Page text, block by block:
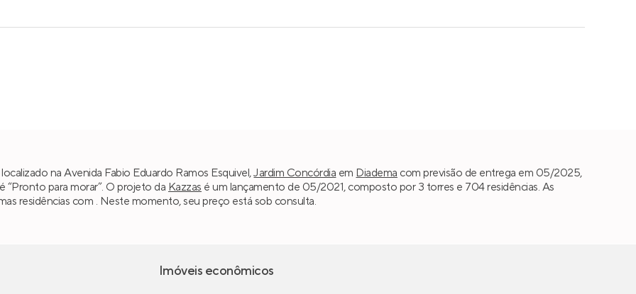
na Avenida Fabio Eduardo Ramos Esquivel,Jardim Concórdia em Diadema com previsão de entrega em 05/2025,
“Pronto para morar”. O projeto da Kazzas é um lançamento de 05/2021, composto por 3 torres e 704 residências. As
residências com . Neste momento, seu preço está sob consulta.
Imóveis econômicos